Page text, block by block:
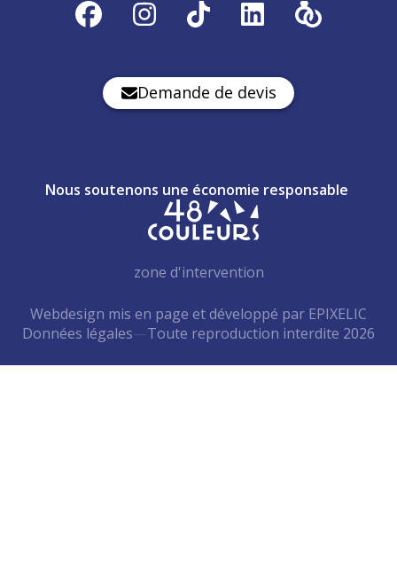
Demande de devis
Nous soutenons une économie responsable
zone d'intervention
Webdesign mis en page et développé par EPIXELIC
—
Données légales—Toute reproduction interdite 2026